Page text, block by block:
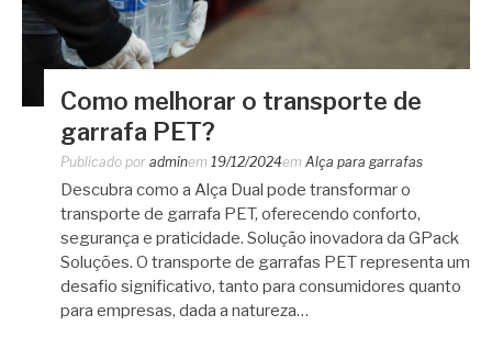
Como melhorar o transporte de
garrafa PET?
Publicado por adminem 19/12/2024em Alça para garrafas
Descubra como a Alça Dual pode transformar o
transporte de garrafa PET, oferecendo conforto,
segurança e praticidade. Solução inovadora da GPack
Soluções. O transporte de garrafas PET representa um
desafio significativo, tanto para consumidores quanto
para empresas, dada a natureza…